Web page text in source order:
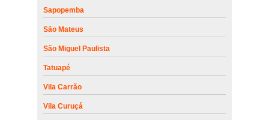
Sapopemba
São Mateus
São Miguel Paulista
Tatuapé
Vila Carrão
Vila Curuçá